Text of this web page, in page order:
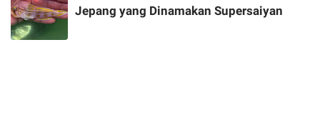
Jepang yang Dinamakan Supersaiyan